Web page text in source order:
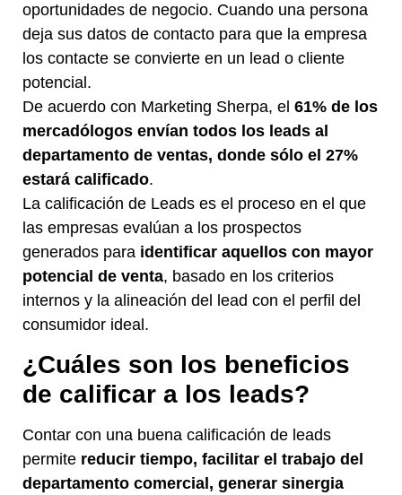
oportunidades de negocio. Cuando una persona
deja sus datos de contacto para que la empresa
los contacte se convierte en un lead o cliente
potencial.
De acuerdo con Marketing Sherpa, el 61% de los
mercadólogos envían todos los leads al
departamento de ventas, donde sólo el 27%
estará calificado.
La calificación de Leads es el proceso en el que
las empresas evalúan a los prospectos
generados para identificar aquellos con mayor
potencial de venta, basado en los criterios
internos y la alineación del lead con el perfil del
consumidor ideal.
¿Cuáles son los beneficios
de calificar a los leads?
Contar con una buena calificación de leads
permite reducir tiempo, facilitar el trabajo del
departamento comercial, generar sinergia